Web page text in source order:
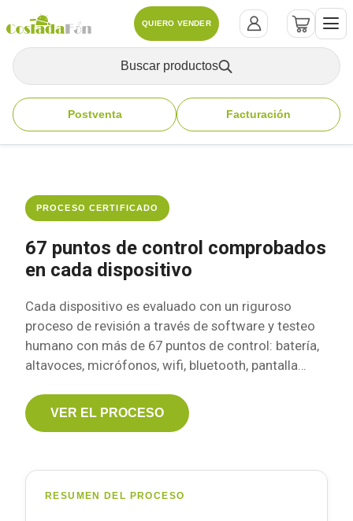
QUIERO VENDER
Buscar productos
Postventa Facturación
PROCESO CERTIFICADO
67 puntos de control comprobados
en cada dispositivo
Cada dispositivo es evaluado con un riguroso
proceso de revisión a través de software y testeo
humano con más de 67 puntos de control: batería,
altavoces, micrófonos, wifi, bluetooth, pantalla…
VER EL PROCESO
RESUMEN DEL PROCESO